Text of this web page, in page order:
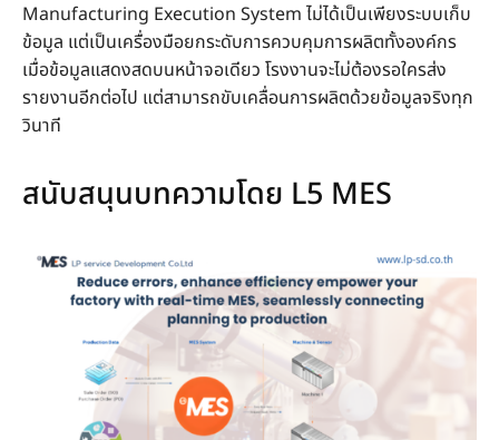
Manufacturing Execution System ไม่ได้เป็นเพียงระบบเก็บ
ข้อมูล แต่เป็นเครื่องมือยกระดับการควบคุมการผลิตทั้งองค์กร
เมื่อข้อมูลแสดงสดบนหน้าจอเดียว โรงงานจะไม่ต้องรอใครส่ง
รายงานอีกต่อไป แต่สามารถขับเคลื่อนการผลิตด้วยข้อมูลจริงทุก
วินาที
สนับสนุนบทความโดย L5 MES